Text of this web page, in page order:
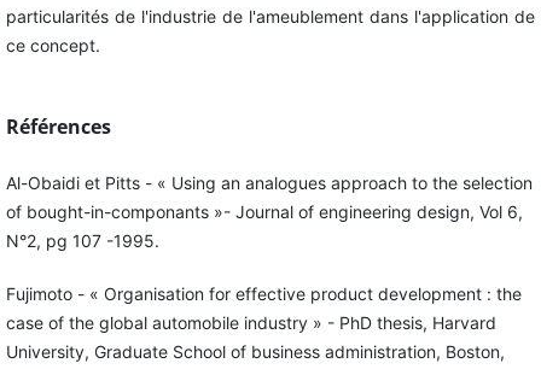
particularités de l'industrie de l'ameublement dans l'application de
ce concept.
Références
Al-Obaidi et Pitts - « Using an analogues approach to the selection
of bought-in-componants »- Journal of engineering design, Vol 6,
N°2, pg 107 -1995.
Fujimoto - « Organisation for effective product development : the
case of the global automobile industry » - PhD thesis, Harvard
University, Graduate School of business administration, Boston,